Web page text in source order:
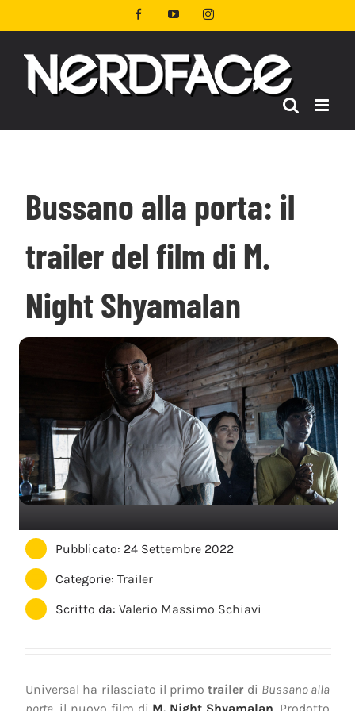
al
FacebookYouTubeInstagram
Bussano alla porta: il
trailer del film di M.
Night Shyamalan
Pubblicato: 24 Settembre 2022
Categorie:Trailer
Scritto da:Valerio Massimo Schiavi
Universal ha rilasciato il primotrailer di Bussano alla